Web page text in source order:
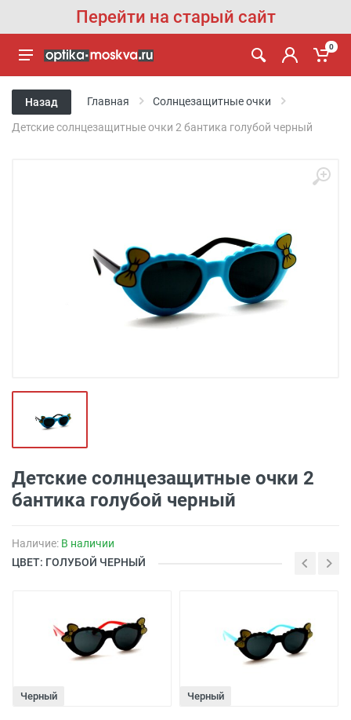
Перейти на старый сайт
0
Назад Главная Солнцезащитные очки
Детские солнцезащитные очки 2 бантика голубой черный
Детские солнцезащитные очки 2
бантика голубой черный
Наличие: В наличии
ЦВЕТ: ГОЛУБОЙ ЧЕРНЫЙ
Черный Черный